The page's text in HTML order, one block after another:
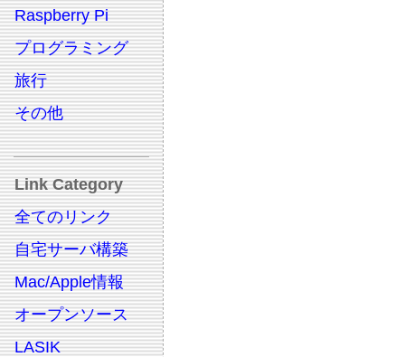
Raspberry Pi
プログラミング
旅行
その他
Link Category
全てのリンク
自宅サーバ構築
Mac/Apple情報
オープンソース
LASIK